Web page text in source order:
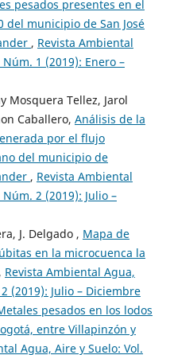
pesados presentes en el
municipio de San José
, Revista Ambiental
1 (2019): Enero –
Mosquera Tellez, Jarol
Caballero, Análisis de la
por el flujo
del municipio de
, Revista Ambiental
2 (2019): Julio –
J. Delgado , Mapa de
en la microcuenca la
, Revista Ambiental Agua,
(2019): Julio – Diciembre
pesados en los lodos
entre Villapinzón y
Agua, Aire y Suelo: Vol.